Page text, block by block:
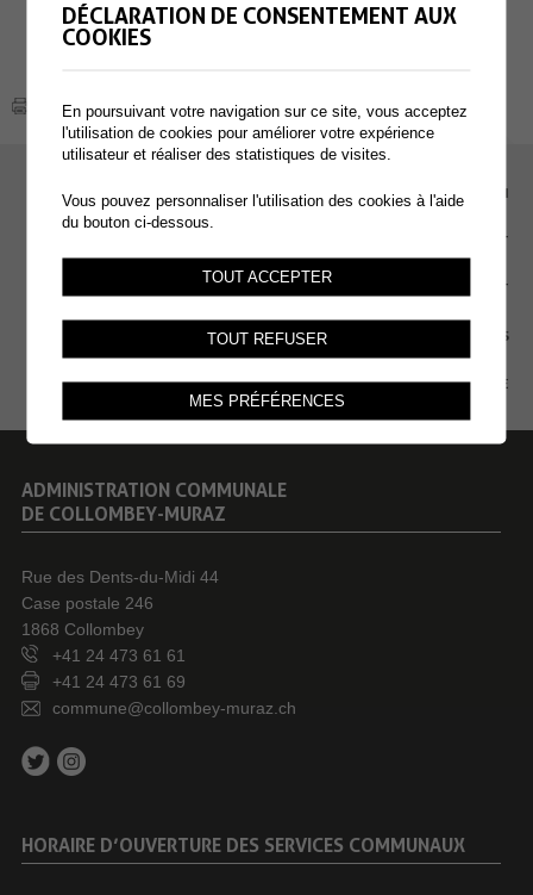
EMPLOI
CONTACT
EXTRANET
MENTIONS LÉGALES
PLAN DU SITE
ADMINISTRATION COMMUNALE
DE COLLOMBEY-MURAZ
Rue des Dents-du-Midi 44
Case postale 246
1868 Collombey
+41 24 473 61 61
+41 24 473 61 69
commune@collombey-muraz.ch
HORAIRE D’OUVERTURE DES SERVICES COMMUNAUX
DÉCLARATION DE CONSENTEMENT AUX
COOKIES
En poursuivant votre navigation sur ce site, vous acceptez
l'utilisation de cookies pour améliorer votre expérience
utilisateur et réaliser des statistiques de visites.
Vous pouvez personnaliser l'utilisation des cookies à l'aide
du bouton ci-dessous.
TOUT ACCEPTER
TOUT REFUSER
MES PRÉFÉRENCES